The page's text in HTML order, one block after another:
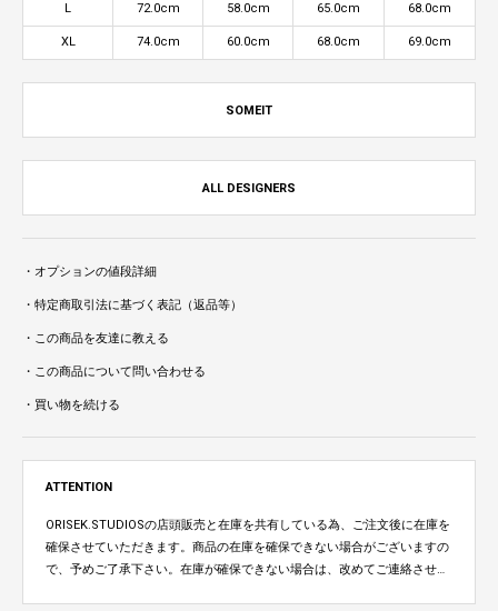
L 72.0cm 58.0cm 65.0cm 68.0cm
XL 74.0cm 60.0cm 68.0cm 69.0cm
SOMEIT
ALL DESIGNERS
・オプションの値段詳細
・特定商取引法に基づく表記（返品等）
・この商品を友達に教える
・この商品について問い合わせる
・買い物を続ける
ATTENTION
ORISEK.STUDIOSの店頭販売と在庫を共有している為、ご注文後に在庫を
確保させていただきます。商品の在庫を確保できない場合がございますの
で、予めご了承下さい。在庫が確保できない場合は、改めてご連絡させて